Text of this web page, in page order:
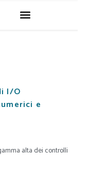
I/O
e
alta dei controlli